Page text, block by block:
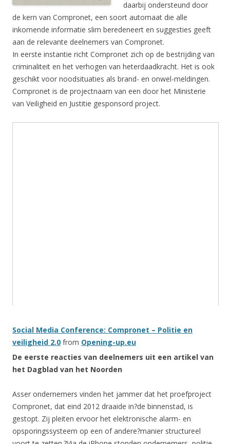
daarbij ondersteund door
de kern van Compronet, een soort automaat die alle
inkomende informatie slim beredeneert en suggesties geeft
aan de relevante deelnemers van Compronet.
In eerste instantie richt Compronet zich op de bestrijding van
criminaliteit en het verhogen van heterdaadkracht. Het is ook
geschikt voor noodsituaties als brand- en onwel-meldingen.
Compronet is de projectnaam van een door het Ministerie
van Veiligheid en Justitie gesponsord project.
Social Media Conference: Compronet – Politie en
veiligheid 2.0 from Opening-up.eu
De eerste reacties van deelnemers uit een artikel van
het Dagblad van het Noorden
Asser ondernemers vinden het jammer dat het proefproject
Compronet, dat eind 2012 draaide in?de binnenstad, is
gestopt. Zij pleiten ervoor het elektronische alarm- en
opsporingssysteem op een of andere?manier structureel